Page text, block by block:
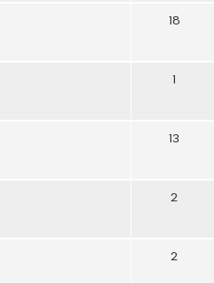
18
1
13
2
2